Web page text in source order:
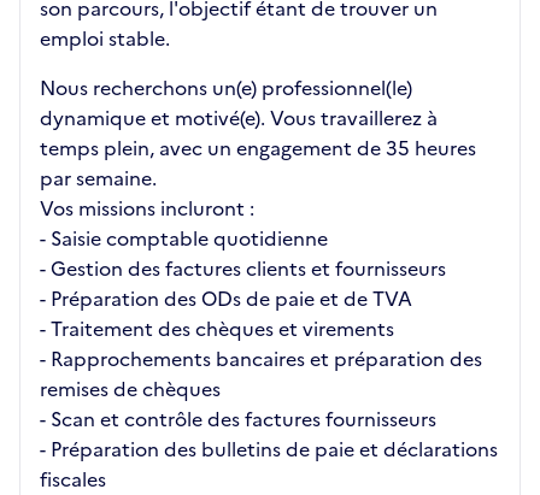
son parcours, l'objectif étant de trouver un
emploi stable.
Nous recherchons un(e) professionnel(le)
dynamique et motivé(e). Vous travaillerez à
temps plein, avec un engagement de 35 heures
par semaine.
Vos missions incluront :
- Saisie comptable quotidienne
- Gestion des factures clients et fournisseurs
- Préparation des ODs de paie et de TVA
- Traitement des chèques et virements
- Rapprochements bancaires et préparation des
remises de chèques
- Scan et contrôle des factures fournisseurs
- Préparation des bulletins de paie et déclarations
fiscales